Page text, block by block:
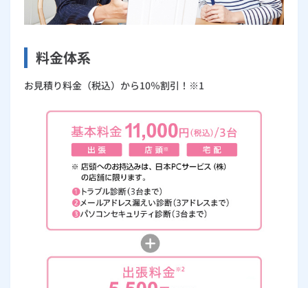
料金体系
お見積り料金（税込）から10％割引！※1